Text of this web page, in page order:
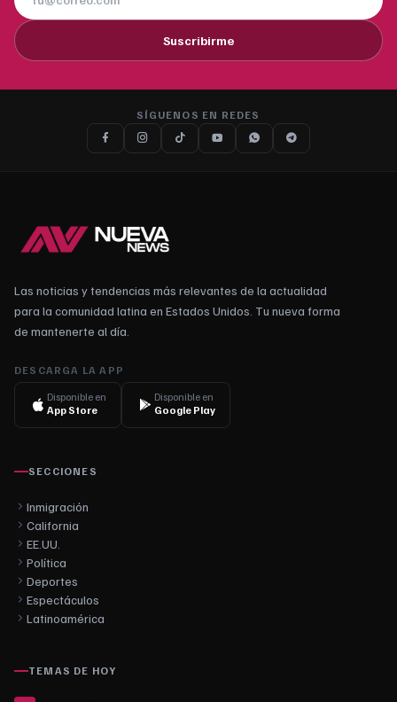
Suscribirme
SÍGUENOS EN REDES
Las noticias y tendencias más relevantes de la actualidad
para la comunidad latina en Estados Unidos. Tu nueva forma
de mantenerte al día.
DESCARGA LA APP
Disponible en
App Store
Disponible en
Google Play
SECCIONES
Inmigración
California
EE.UU.
Política
Deportes
Espectáculos
Latinoamérica
TEMAS DE HOY